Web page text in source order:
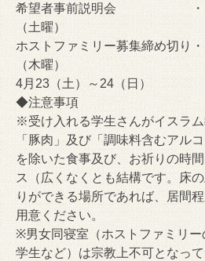
希望者事前説明会 ・・・
（土曜）
ホストファミリー募集締め切り
（木曜）
4月23（土）～24（日）
◆注意事項
※受け入れる学生さんがイスラム
「豚肉」及び「 調味料含むアル
を除いた食事及び、 お祈りの時
ス（広くなくとも結構です。
床
りができる場所であれば、
居間
用意ください。
※男女同寝室（ホストファミリー
学生など） は宗教上不可となっ